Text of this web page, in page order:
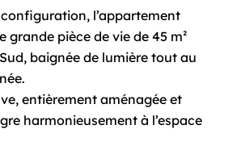
l’appartement
grande pièce de vie de 45 m²
baignée de lumière tout au
entièrement aménagée et
harmonieusement à l’espace